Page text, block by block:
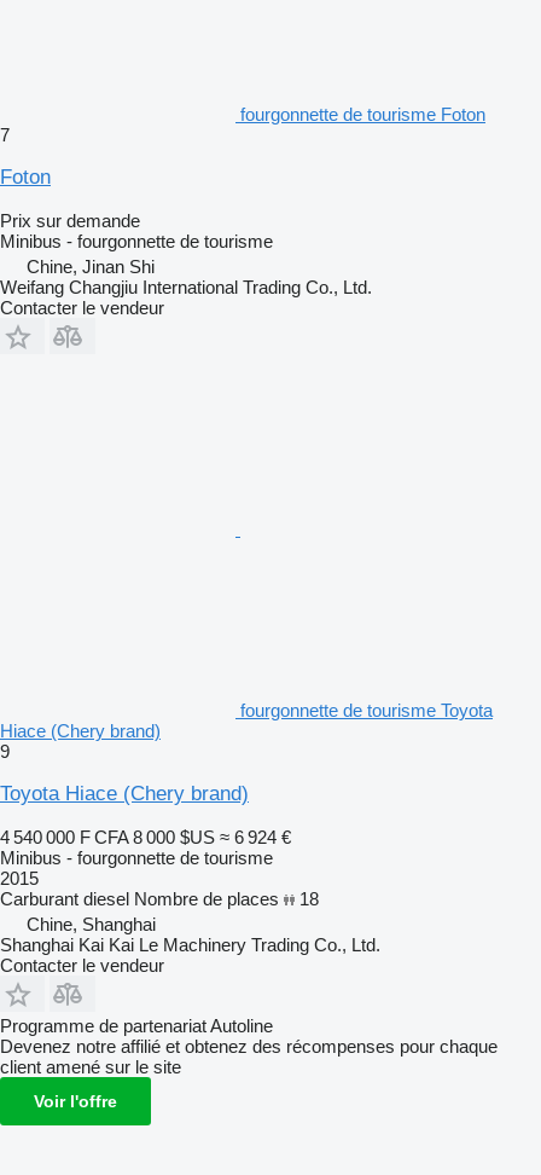
fourgonnette de tourisme Foton
7
Foton
Prix sur demande
Minibus - fourgonnette de tourisme
Chine, Jinan Shi
Weifang Changjiu International Trading Co., Ltd.
Contacter le vendeur
fourgonnette de tourisme Toyota
Hiace (Chery brand)
9
Toyota Hiace (Chery brand)
4 540 000 F CFA 8 000 $US ≈ 6 924 €
Minibus - fourgonnette de tourisme
2015
Carburant diesel Nombre de places
18
Chine, Shanghai
Shanghai Kai Kai Le Machinery Trading Co., Ltd.
Contacter le vendeur
Programme de partenariat Autoline
Devenez notre affilié et obtenez des récompenses pour chaque
client amené sur le site
Voir l'offre